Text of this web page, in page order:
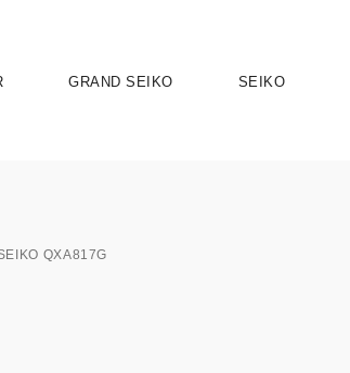
GRAND SEIKO SEIKO